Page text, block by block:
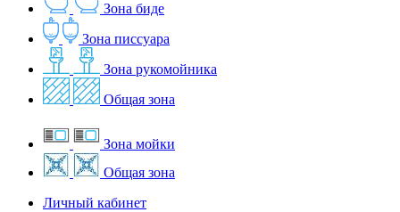
Зона биде
Зона писсуара
Зона рукомойника
Общая зона
Зона мойки
Общая зона
Личный кабинет